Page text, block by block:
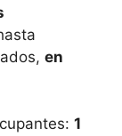
en
1